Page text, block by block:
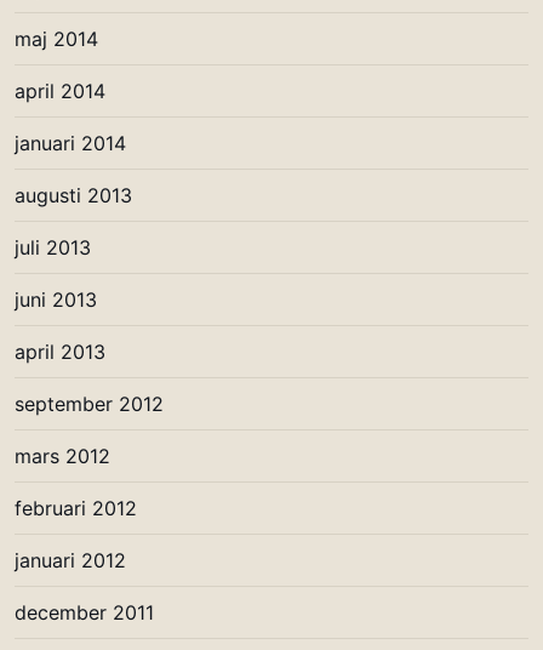
maj 2014
april 2014
januari 2014
augusti 2013
juli 2013
juni 2013
april 2013
september 2012
mars 2012
februari 2012
januari 2012
december 2011